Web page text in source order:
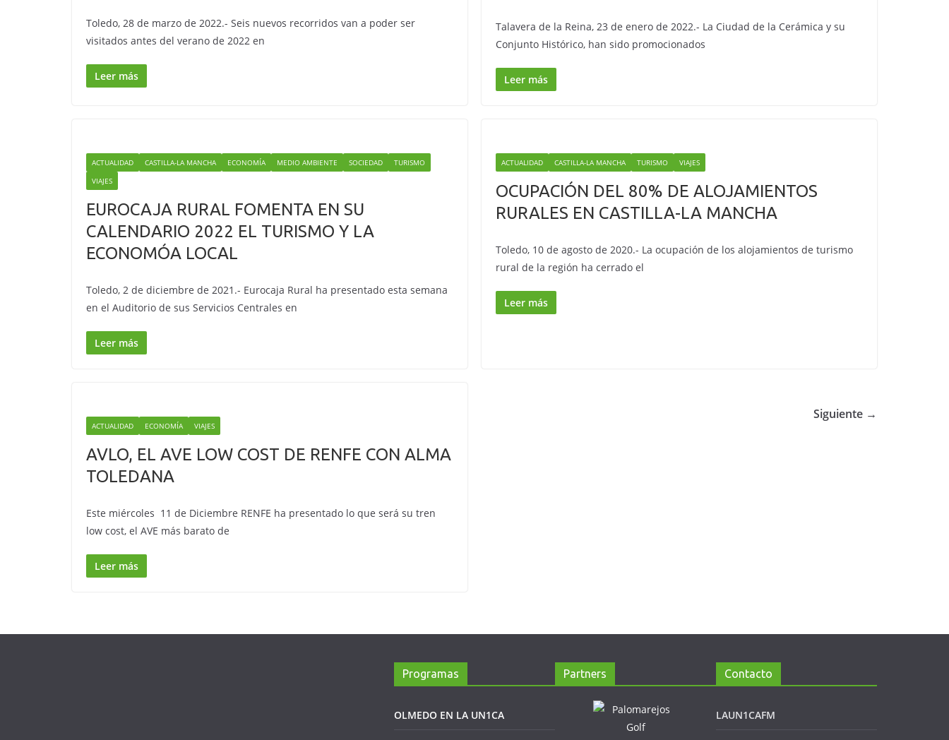
Toledo, 28 de marzo de 2022.- Seis nuevos recorridos van a poder ser
visitados antes del verano de 2022 en
Leer más
Talavera de la Reina, 23 de enero de 2022.- La Ciudad de la Cerámica y su
Conjunto Histórico, han sido promocionados
Leer más
ACTUALIDAD CASTILLA-LA MANCHA ECONOMÍA MEDIO AMBIENTE SOCIEDAD
TURISMO
VIAJES
EUROCAJA RURAL FOMENTA EN SU
CALENDARIO 2022 EL TURISMO Y LA
ECONOMÓA LOCAL
Toledo, 2 de diciembre de 2021.- Eurocaja Rural ha presentado esta semana
en el Auditorio de sus Servicios Centrales en
Leer más
ACTUALIDAD CASTILLA-LA MANCHA TURISMO VIAJES
OCUPACIÓN DEL 80% DE ALOJAMIENTOS
RURALES EN CASTILLA-LA MANCHA
Toledo, 10 de agosto de 2020.- La ocupación de los alojamientos de turismo
rural de la región ha cerrado el
Leer más
ACTUALIDAD ECONOMÍA VIAJES
AVLO, EL AVE LOW COST DE RENFE CON ALMA
TOLEDANA
Este miércoles 11 de Diciembre RENFE ha presentado lo que será su tren
low cost, el AVE más barato de
Leer más
Siguiente →
Programas
OLMEDO EN LA UN1CA
Partners Contacto
LAUN1CAFM